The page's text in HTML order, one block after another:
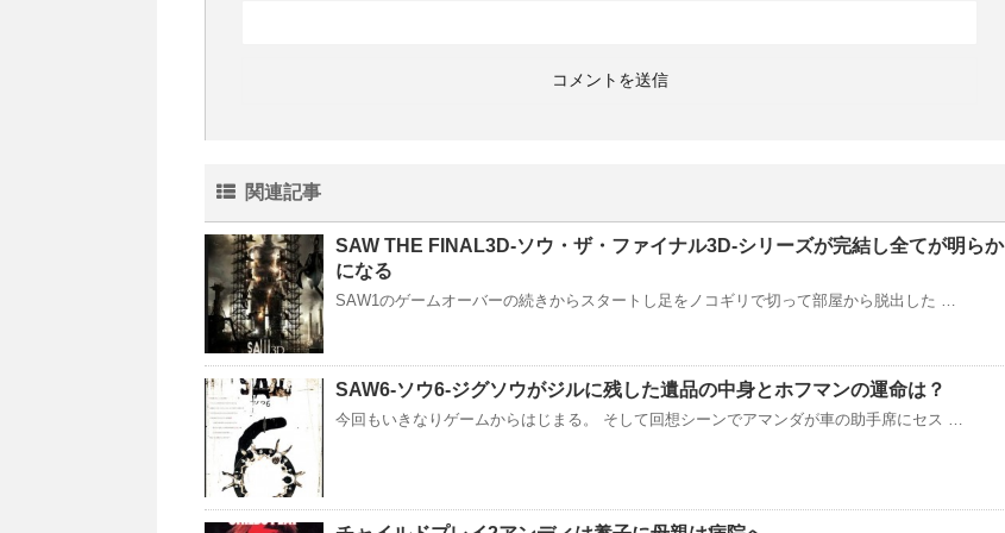
関連記事
SAW THE FINAL3D-ソウ・ザ・ファイナル3D-シリーズが完結し全てが明らか
になる
SAW1のゲームオーバーの続きからスタートし足をノコギリで切って部屋から脱出した …
SAW6-ソウ6-ジグソウがジルに残した遺品の中身とホフマンの運命は？
今回もいきなりゲームからはじまる。 そして回想シーンでアマンダが車の助手席にセス …